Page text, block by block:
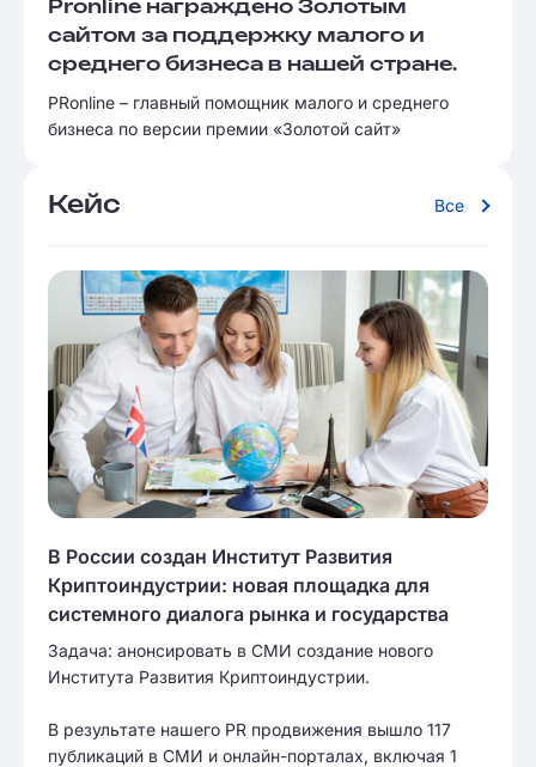
Pronline награждено Золотым
сайтом за поддержку малого и
среднего бизнеса в нашей стране.
PRonline – главный помощник малого и среднего
бизнеса по версии премии «Золотой сайт»
Кейс Все
В России создан Институт Развития
Криптоиндустрии: новая площадка для
системного диалога рынка и государства
Задача: анонсировать в СМИ создание нового
Института Развития Криптоиндустрии.
В результате нашего PR продвижения вышло 117
публикаций в СМИ и онлайн-порталах, включая 1